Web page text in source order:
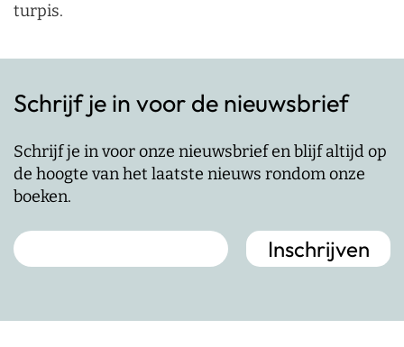
turpis.
Schrijf je in voor de nieuwsbrief
Schrijf je in voor onze nieuwsbrief en blijf altijd op
de hoogte van het laatste nieuws rondom onze
boeken.